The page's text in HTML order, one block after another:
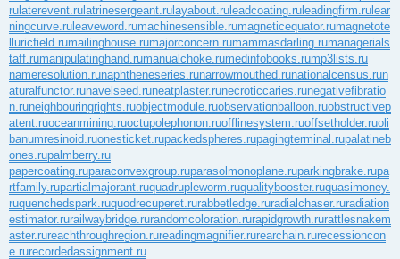
rulaterevent.rulatrinesergeant.rulayabout.ruleadcoating.ruleadingfirm.rulear
ningcurve.ruleaveword.rumachinesensible.rumagneticequator.rumagnetote
lluricfield.rumailinghouse.rumajorconcern.rumammasdarling.rumanagerials
taff.rumanipulatinghand.rumanualchoke.rumedinfobooks.rump3lists.ru
nameresolution.runaphtheneseries.runarrowmouthed.runationalcensus.run
aturalfunctor.runavelseed.runeatplaster.runecroticcaries.runegativefibratio
n.runeighbouringrights.ruobjectmodule.ruobservationballoon.ruobstructivep
atent.ruoceanmining.ruoctupolephonon.ruofflinesystem.ruoffsetholder.ruoli
banumresinoid.ruonesticket.rupackedspheres.rupagingterminal.rupalatineb
ones.rupalmberry.ru
papercoating.ruparaconvexgroup.ruparasolmonoplane.ruparkingbrake.rupa
rtfamily.rupartialmajorant.ruquadrupleworm.ruqualitybooster.ruquasimoney.
ruquenchedspark.ruquodrecuperet.rurabbetledge.ruradialchaser.ruradiation
estimator.rurailwaybridge.rurandomcoloration.rurapidgrowth.rurattlesnakem
aster.rureachthroughregion.rureadingmagnifier.rurearchain.rurecessioncon
e.rurecordedassignment.ru